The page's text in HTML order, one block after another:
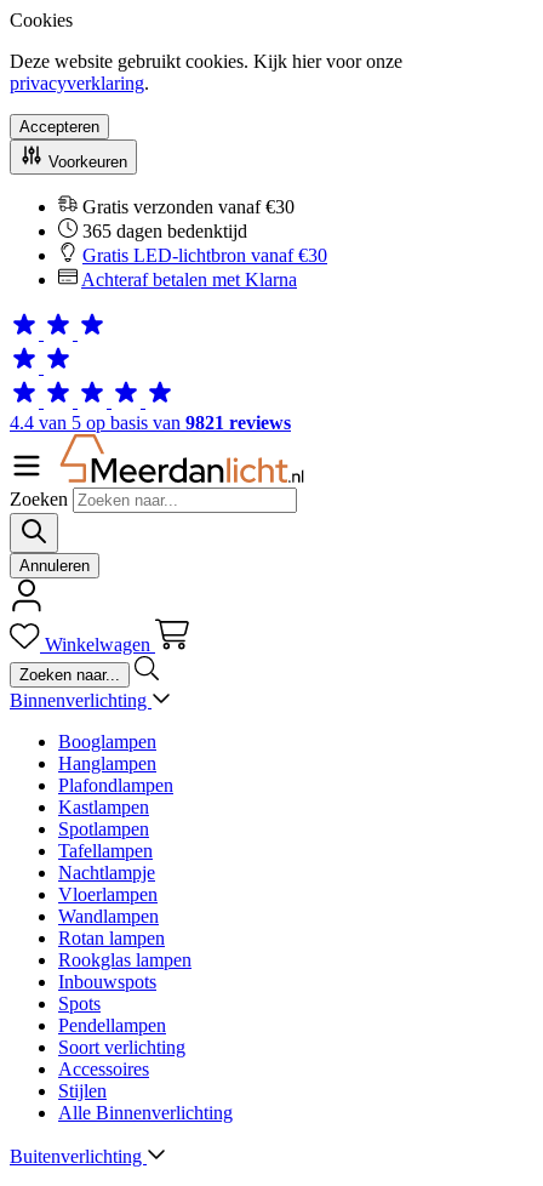
Cookies
Deze website gebruikt cookies. Kijk hier voor onze
privacyverklaring.
Accepteren
Voorkeuren
Gratis verzonden vanaf €30
365 dagen bedenktijd
Gratis LED-lichtbron vanaf €30
Achteraf betalen met Klarna
4.4 van 5 op basis van 9821 reviews
Zoeken
Annuleren
Winkelwagen
Binnenverlichting
Booglampen
Hanglampen
Plafondlampen
Kastlampen
Spotlampen
Tafellampen
Nachtlampje
Vloerlampen
Wandlampen
Rotan lampen
Rookglas lampen
Inbouwspots
Spots
Pendellampen
Soort verlichting
Accessoires
Stijlen
Alle Binnenverlichting
Buitenverlichting